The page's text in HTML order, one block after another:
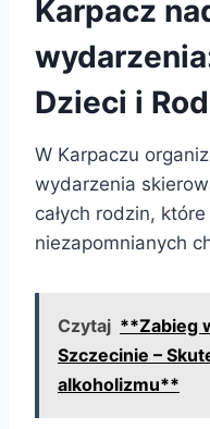
Karpacz
Dzieci i
W Karpaczu
wydarzenia
całych rodzin,
niezapomnianych
Czytaj **Zabieg
Szczecinie –
alkoholizmu**